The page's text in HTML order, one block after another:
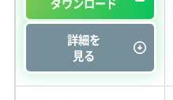
詳細を
見る